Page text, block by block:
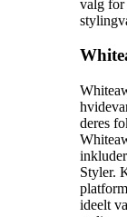
valg for
deres
Styler.
ideelt